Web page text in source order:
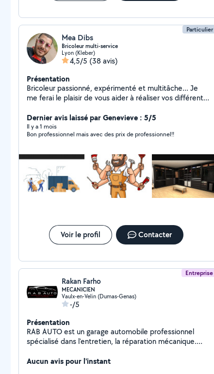
Particulier
Mea Dibs
Bricoleur multi-service
Lyon (Kleber)
4,5/5 (38 avis)
Présentation
Bricoleur passionné, expérimenté et multitâche... Je
me ferai le plaisir de vous aider à réaliser vos différents
quotidien. N'hésitez pas à me contacter.
Dernier avis laissé par Genevieve : 5/5
Il y a 1 mois
Bon professionnel mais avec des prix de professionnel!!
Voir le profil Contacter
Entreprise
Rakan Farho
MECANICIEN
Vaulx-en-Velin (Dumas-Genas)
-/5
Présentation
RAB AUTO est un garage automobile professionnel
spécialisé dans l'entretien, la réparation mécanique.
service une équipe de techniciens qualifiés, à l'écoute
Aucun avis pour l'instant